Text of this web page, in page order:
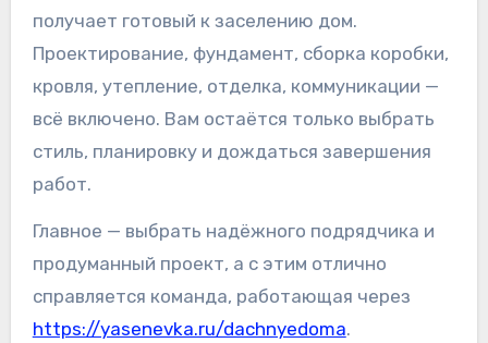
получает готовый к заселению дом.
Проектирование, фундамент, сборка коробки,
кровля, утепление, отделка, коммуникации —
всё включено. Вам остаётся только выбрать
стиль, планировку и дождаться завершения
работ.
Главное — выбрать надёжного подрядчика и
продуманный проект, а с этим отлично
справляется команда, работающая через
https://yasenevka.ru/dachnyedoma.